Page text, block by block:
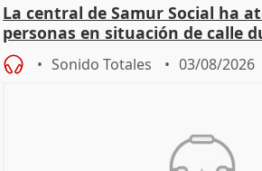
La central de Samur Social ha
personas en situación de calle
de Calor
Sonido Totales 03/08/2026